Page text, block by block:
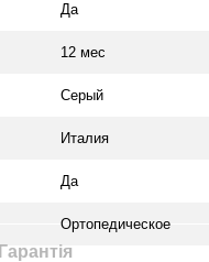
Да
12 мес
Серый
Италия
Да
Ортопедическое
Гарантія